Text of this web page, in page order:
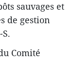
sauvages et
de gestion
Comité